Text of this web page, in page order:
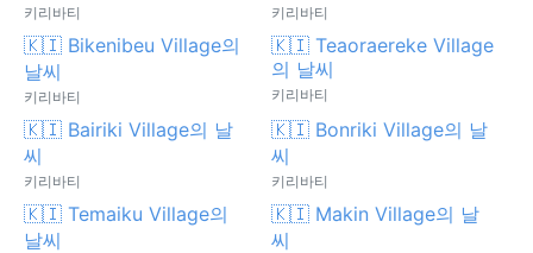
키리바티 키리바티
🇰🇮 Bikenibeu Village의
날씨
키리바티
🇰🇮 Teaoraereke Village
의 날씨
키리바티
🇰🇮 Bairiki Village의 날
씨
키리바티
🇰🇮 Bonriki Village의 날
씨
키리바티
🇰🇮 Temaiku Village의
날씨
🇰🇮 Makin Village의 날
씨